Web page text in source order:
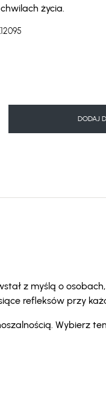
życia.
DODAJ
z myślą o
refleksów przy
Wybierz